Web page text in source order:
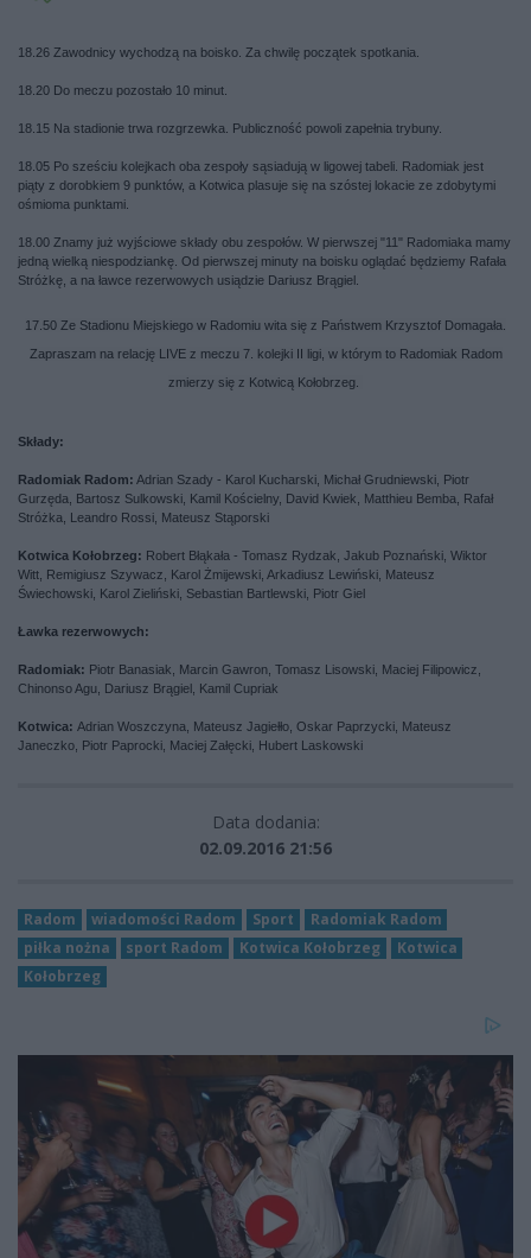
18.26 Zawodnicy wychodzą na boisko. Za chwilę początek spotkania.
18.20 Do meczu pozostało 10 minut.
18.15 Na stadionie trwa rozgrzewka. Publiczność powoli zapełnia trybuny.
18.05 Po sześciu kolejkach oba zespoły sąsiadują w ligowej tabeli. Radomiak jest
piąty z dorobkiem 9 punktów, a Kotwica plasuje się na szóstej lokacie ze zdobytymi
ośmioma punktami.
18.00 Znamy już wyjściowe składy obu zespołów. W pierwszej "11" Radomiaka mamy
jedną wielką niespodziankę. Od pierwszej minuty na boisku oglądać będziemy Rafała
Stróżkę, a na ławce rezerwowych usiądzie Dariusz Brągiel.
17.50 Ze Stadionu Miejskiego w Radomiu wita się z Państwem Krzysztof Domagała.
Zapraszam na relację LIVE z meczu 7. kolejki II ligi, w którym to Radomiak Radom
zmierzy się z Kotwicą Kołobrzeg.
Składy:
Radomiak Radom: Adrian Szady - Karol Kucharski, Michał Grudniewski, Piotr
Gurzęda, Bartosz Sulkowski, Kamil Kościelny, David Kwiek, Matthieu Bemba, Rafał
Stróżka, Leandro Rossi, Mateusz Stąporski
Kotwica Kołobrzeg: Robert Błąkała - Tomasz Rydzak, Jakub Poznański, Wiktor
Witt, Remigiusz Szywacz, Karol Żmijewski, Arkadiusz Lewiński, Mateusz
Świechowski, Karol Zieliński, Sebastian Bartlewski, Piotr Giel
Ławka rezerwowych:
Radomiak: Piotr Banasiak, Marcin Gawron, Tomasz Lisowski, Maciej Filipowicz,
Chinonso Agu, Dariusz Brągiel, Kamil Cupriak
Kotwica: Adrian Woszczyna, Mateusz Jagiełło, Oskar Paprzycki, Mateusz
Janeczko, Piotr Paprocki, Maciej Załęcki, Hubert Laskowski
Data dodania:
02.09.2016 21:56
Radom wiadomości Radom Sport
Radomiak Radom
piłka nożna
sport Radom Kotwica Kołobrzeg
Kotwica
Kołobrzeg